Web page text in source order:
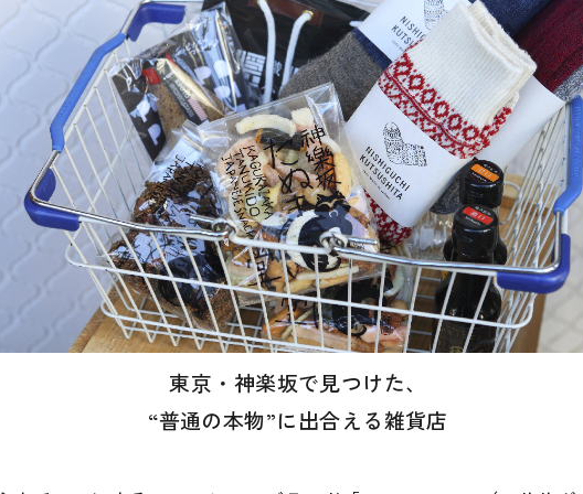
東京・神楽坂で見つけた、
“普通の本物”に出合える雑貨店